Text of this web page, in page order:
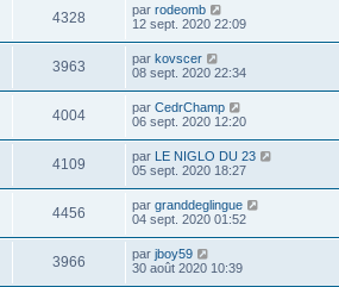
4328 par rodeomb
12 sept. 2020 22:09
3963 par kovscer
08 sept. 2020 22:34
4004 par CedrChamp
06 sept. 2020 12:20
4109 par LE NIGLO DU 23
05 sept. 2020 18:27
4456 par granddeglingue
04 sept. 2020 01:52
3966 par jboy59
30 août 2020 10:39